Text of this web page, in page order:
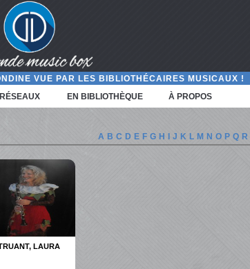
VUE PAR LES BIBLIOTHÉCAIRES MUSICAUX !
RÉSEAUX EN BIBLIOTHÈQUE À PROPOS
A B C D E F G H I J K L M N O P Q R
LAURA